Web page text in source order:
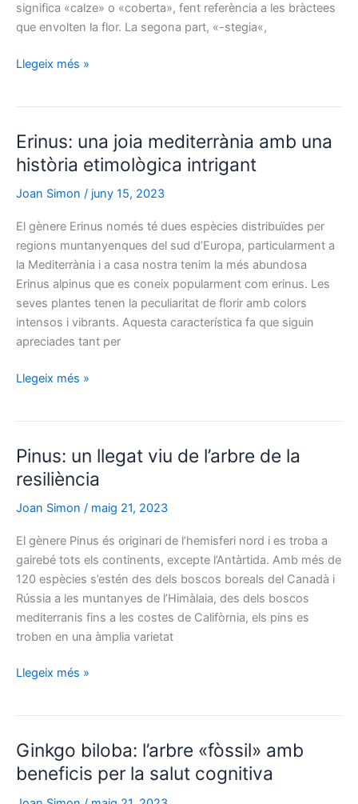
significa «calze» o «coberta», fent referència a les bràctees
que envolten la flor. La segona part, «-stegia«,
De
les
dues
de
Llegeix més »
Erinus: una joia mediterrània amb una
història etimològica intrigant
Joan Simon / juny 15, 2023
El gènere Erinus només té dues espècies distribuïdes per
regions muntanyenques del sud d’Europa, particularment a
la Mediterrània i a casa nostra tenim la més abundosa
Erinus alpinus que es coneix popularment com erinus. Les
seves plantes tenen la peculiaritat de florir amb colors
intensos i vibrants. Aquesta característica fa que siguin
apreciades tant per
Erinus:
amb
una
etimològica
Llegeix més »
Pinus: un llegat viu de l’arbre de la
resiliència
Joan Simon / maig 21, 2023
El gènere Pinus és originari de l’hemisferi nord i es troba a
gairebé tots els continents, excepte l’Antàrtida. Amb més de
120 espècies s’estén des dels boscos boreals del Canadà i
Rússia a les muntanyes de l’Himàlaia, des dels boscos
mediterranis fins a les costes de Califòrnia, els pins es
troben en una àmplia varietat
Pinus:
de
l’arbre
Llegeix més »
Ginkgo biloba: l’arbre «fòssil» amb
beneficis per la salut cognitiva